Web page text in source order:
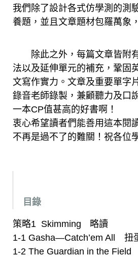
我們除了設計各式仿學測的測
養題，並且文章題材包羅萬象
除此之外，每篇文章皆附
法以及延伸單元的補充，鞏固
文寫作實力。文章及重要單字
錄音老師錄製，兼顧聽力及口
一本CP值甚高的好書啊！
衷心希望讀者們能善用這本閱
不再是過不了的難關！祝各位
目錄
策略1 Skimmingﾠ略讀
1-1 Gasha—Catch’em All 扭
1-2 The Guardian in the